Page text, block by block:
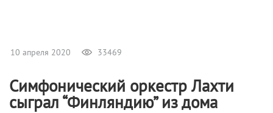
10 апреля 2020 33469
Симфонический оркестр Лахти
сыграл “Финляндию” из дома